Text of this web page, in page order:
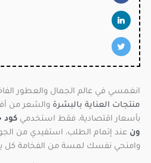
انغمسي في عالم الجمال والعطور
منتجات العناية بالبشرة والشعر من
بأسعار اقتصادية، فقط استخدمي
ون عند إتمام الطلب، استفيدي من
وامنحي نفسك لمسة من الفخامة كل